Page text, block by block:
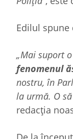
Edilul
„Mai suport
fenomenul
nostru, în
la urmă. O
redacția